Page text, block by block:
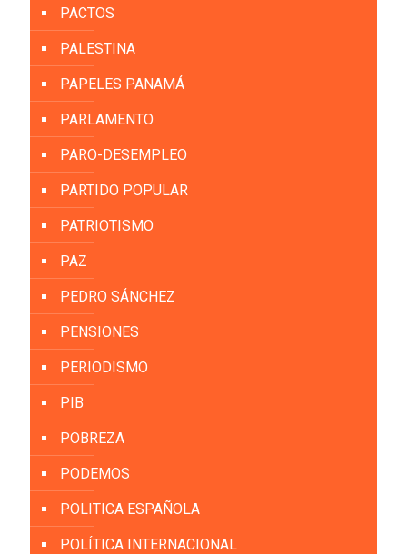
PACTOS
PALESTINA
PAPELES PANAMÁ
PARLAMENTO
PARO-DESEMPLEO
PARTIDO POPULAR
PATRIOTISMO
PAZ
PEDRO SÁNCHEZ
PENSIONES
PERIODISMO
PIB
POBREZA
PODEMOS
POLITICA ESPAÑOLA
POLÍTICA INTERNACIONAL